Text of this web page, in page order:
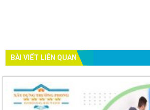
BÀI VIẾT LIÊN QUAN